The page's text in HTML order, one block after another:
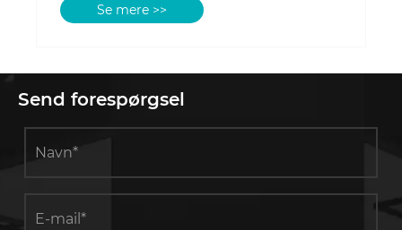
Se mere >>
Send forespørgsel